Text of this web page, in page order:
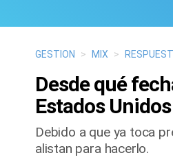
GESTION > MIX >
Desde qué
Estados Unidos
Debido a que ya toca
alistan para hacerlo.